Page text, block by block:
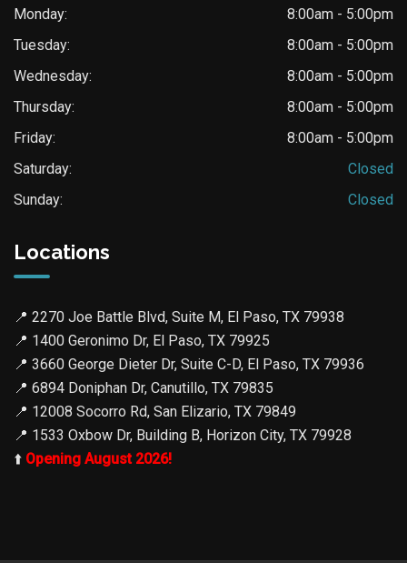
Monday:
8:00am - 5:00pm
Tuesday:
8:00am - 5:00pm
Wednesday:
8:00am - 5:00pm
Thursday:
8:00am - 5:00pm
Friday:
8:00am - 5:00pm
Saturday:
Closed
Sunday:
Closed
Locations
📍 2270 Joe Battle Blvd, Suite M, El Paso, TX 79938
📍 1400 Geronimo Dr, El Paso, TX 79925
📍 3660 George Dieter Dr, Suite C-D, El Paso, TX 79936
📍 6894 Doniphan Dr, Canutillo, TX 79835
📍 12008 Socorro Rd, San Elizario, TX 79849
📍 1533 Oxbow Dr, Building B, Horizon City, TX 79928
⬆️ Opening August 2026!